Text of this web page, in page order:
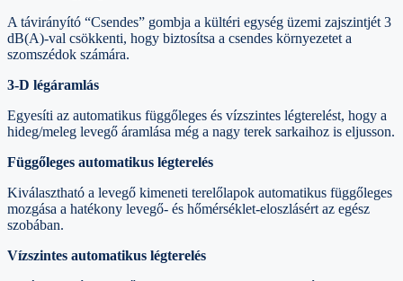
A távirányító “Csendes” gombja a kültéri egység üzemi zajszintjét 3
dB(A)-val csökkenti, hogy biztosítsa a csendes környezetet a
szomszédok számára.
3-D légáramlás
Egyesíti az automatikus függőleges és vízszintes légterelést, hogy a
hideg/meleg levegő áramlása még a nagy terek sarkaihoz is eljusson.
Függőleges automatikus légterelés
Kiválasztható a levegő kimeneti terelőlapok automatikus függőleges
mozgása a hatékony levegő- és hőmérséklet-eloszlásért az egész
szobában.
Vízszintes automatikus légterelés